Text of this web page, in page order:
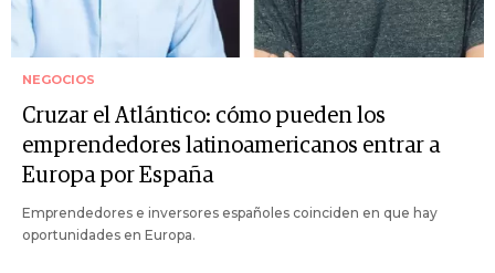
NEGOCIOS
Cruzar el Atlántico: cómo pueden los
emprendedores latinoamericanos entrar a
Europa por España
Emprendedores e inversores españoles coinciden en que hay
oportunidades en Europa.